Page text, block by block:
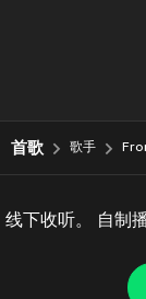
首歌 歌手
线下收听。 自制